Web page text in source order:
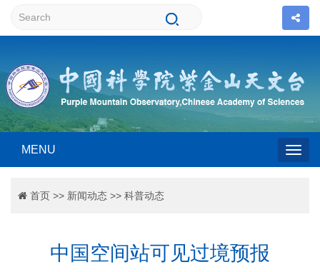
MENU
首页 >> 新闻动态 >> 科普动态
中国空间站可见过境预报